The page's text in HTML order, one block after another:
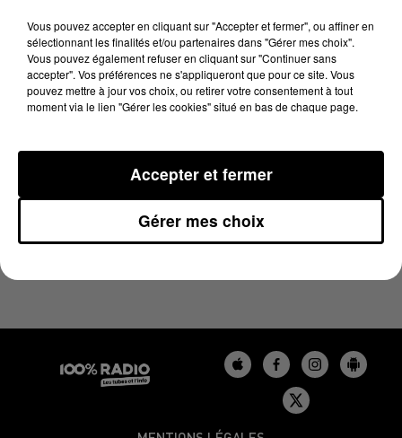
3 juillet 2023 - 1 min 13 sec
L'AGENDA DU GERS DU 03/07/2023 À 10H38
Vous pouvez accepter en cliquant sur "Accepter et fermer", ou affiner en
sélectionnant les finalités et/ou partenaires dans "Gérer mes choix".
Vous pouvez également refuser en cliquant sur "Continuer sans
accepter". Vos préférences ne s'appliqueront que pour ce site. Vous
pouvez mettre à jour vos choix, ou retirer votre consentement à tout
moment via le lien "Gérer les cookies" situé en bas de chaque page.
Gérer mes choix
Accepter et fermer